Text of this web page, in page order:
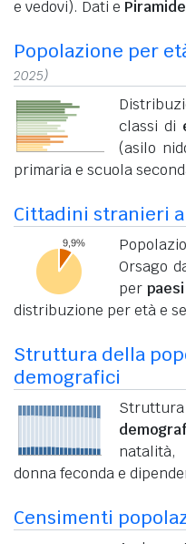
e vedovi). Dati e
Popolazione per
2025)
classi di
(asilo
primaria e scuola
Cittadini stranieri a
Orsago
per
distribuzione per età e
Struttura della
demografici
donna feconda e
Censimenti